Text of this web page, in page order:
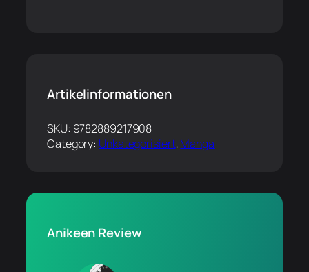
Artikelinformationen
SKU: 9782889217908
Category: Unkategorisiert, Manga
Anikeen Review